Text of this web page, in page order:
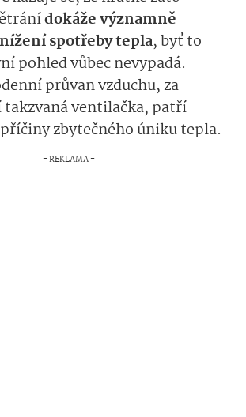
dokáže významně
spotřeby tepla, byť to
pohled vůbec nevypadá.
průvan vzduchu, za
ventilačka, patří
zbytečného úniku tepla.